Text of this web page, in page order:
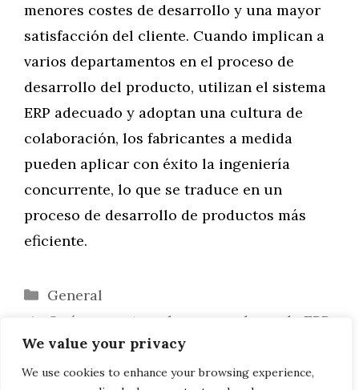
We value your privacy
We use cookies to enhance your browsing experience,
menores costes de desarrollo y una mayor
satisfacción del cliente. Cuando implican a
varios departamentos en el proceso de
desarrollo del producto, utilizan el sistema
ERP adecuado y adoptan una cultura de
colaboración, los fabricantes a medida
pueden aplicar con éxito la ingeniería
concurrente, lo que se traduce en un
proceso de desarrollo de productos más
eficiente.
Categorías
General
Qué preguntar a los proveedores de ERP
al comprar un sistema ERP: primera parte
Cómo utilizar la ingeniería concurrente